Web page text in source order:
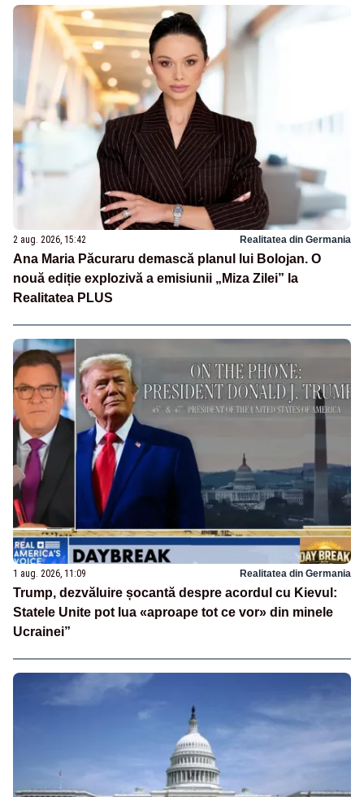
2 aug. 2026, 15:42 Realitatea din Germania
Ana Maria Păcuraru demască planul lui Bolojan. O
nouă ediție explozivă a emisiunii „Miza Zilei” la
Realitatea PLUS
1 aug. 2026, 11:09 Realitatea din Germania
Trump, dezvăluire șocantă despre acordul cu Kievul:
Statele Unite pot lua «aproape tot ce vor» din minele
Ucrainei”